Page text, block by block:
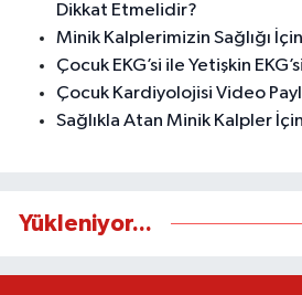
Dikkat Etmelidir?
Minik Kalplerimizin Sağlığı
Çocuk EKG’si ile Yetişkin
Çocuk Kardiyolojisi Video
Sağlıkla Atan Minik Kalpler İçin
Yükleniyor...